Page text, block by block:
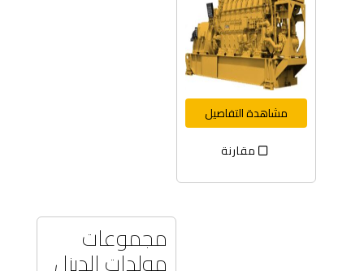
مشاهدة التفاصيل
مقارنة
مجموعات